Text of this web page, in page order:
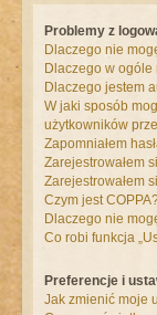
Problemy z
Dlaczego nie
Dlaczego w
Dlaczego jestem
W jaki sposób
użytkowników
Zapomniałem
Zarejestrowałem
Zarejestrowałem
Czym jest
Dlaczego nie
Co robi funkcja
Preferencje i
Jak zmienić moje